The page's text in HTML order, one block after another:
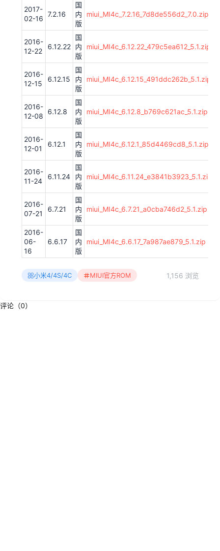
2017-
02-16
7.2.16
国
内
版
miui_MI4c_7.2.16_7d8de556d2_7.0.zip
2016-
12-22
6.12.22
国
内
版
miui_MI4c_6.12.22_479c5ea612_5.1.zip
2016-
12-15
6.12.15
国
内
版
miui_MI4c_6.12.15_491ddc262b_5.1.zip
2016-
12-08
6.12.8
国
内
版
miui_MI4c_6.12.8_b769c621ac_5.1.zip
2016-
12-01
6.12.1
国
内
版
miui_MI4c_6.12.1_85d4469cd8_5.1.zip
2016-
11-24
6.11.24
国
内
版
miui_MI4c_6.11.24_e3841b3923_5.1.zip
2016-
07-21
6.7.21
国
内
版
miui_MI4c_6.7.21_a0cba746d2_5.1.zip
2016-
06-
16
6.6.17
国
内
版
miui_MI4c_6.6.17_7a987ae879_5.1.zip
小米4/4S/4C MIUI官方ROM 1,156 浏览
评论（0）